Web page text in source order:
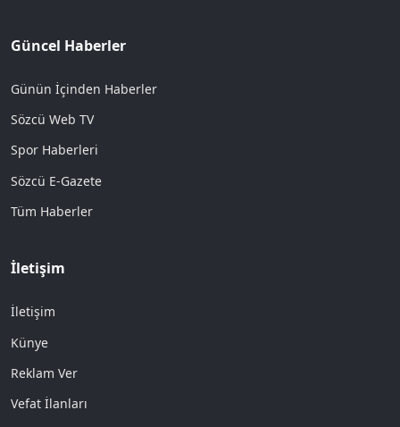
Güncel Haberler
Günün İçinden Haberler
Sözcü Web TV
Spor Haberleri
Sözcü E-Gazete
Tüm Haberler
İletişim
İletişim
Künye
Reklam Ver
Vefat İlanları